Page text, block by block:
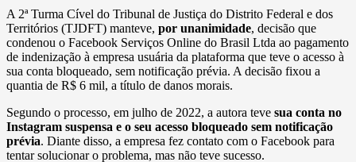
A 2ª Turma Cível do Tribunal de Justiça do Distrito Federal e dos
Territórios (TJDFT) manteve, por unanimidade, decisão que
condenou o Facebook Serviços Online do Brasil Ltda ao pagamento
de indenização à empresa usuária da plataforma que teve o acesso à
sua conta bloqueado, sem notificação prévia. A decisão fixou a
quantia de R$ 6 mil, a título de danos morais.
Segundo o processo, em julho de 2022, a autora teve sua conta no
Instagram suspensa e o seu acesso bloqueado sem notificação
prévia. Diante disso, a empresa fez contato com o Facebook para
tentar solucionar o problema, mas não teve sucesso.